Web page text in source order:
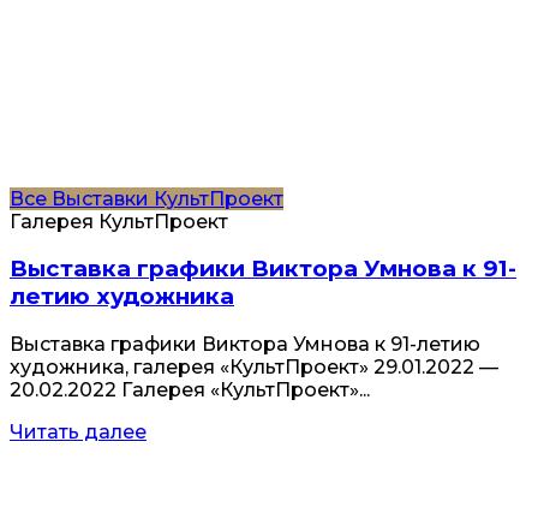
Все Выставки КультПроект
Галерея КультПроект
Выставка графики Виктора Умнова к 91-
летию художника
Выставка графики Виктора Умнова к 91-летию
художника, галерея «КультПроект» 29.01.2022 —
20.02.2022 Галерея «КультПроект»...
Читать далее